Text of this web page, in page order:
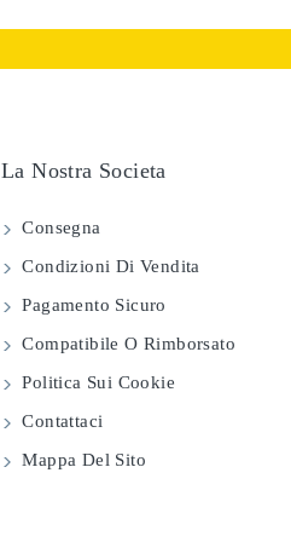
La Nostra Societa
Consegna
Condizioni Di Vendita
Pagamento Sicuro
Compatibile O Rimborsato
Politica Sui Cookie
Contattaci
Mappa Del Sito